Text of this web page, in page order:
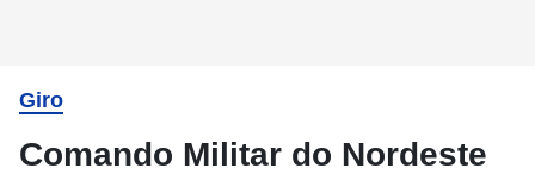
Giro
Comando Militar do Nordeste